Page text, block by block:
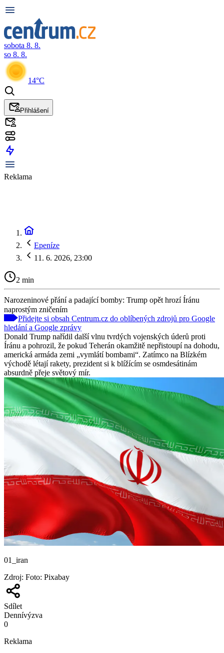
sobota 8. 8.
so 8. 8.
14°C
Přihlášení
Reklama
Epeníze
11. 6. 2026, 23:00
2 min
Narozeninové přání a padající bomby: Trump opět hrozí Íránu
naprostým zničením
Přidejte si obsah Centrum.cz do oblíbených zdrojů pro Google
hledání a Google zprávy
Donald Trump nařídil další vlnu tvrdých vojenských úderů proti
Íránu a pohrozil, že pokud Teherán okamžitě nepřistoupí na dohodu,
americká armáda zemi „vymlátí bombami“. Zatímco na Blízkém
východě létají rakety, prezident si k blížícím se osmdesátinám
absurdně přeje světový mír.
01_iran
Zdroj: Foto: Pixabay
Sdílet
Dennívýzva
0
Reklama